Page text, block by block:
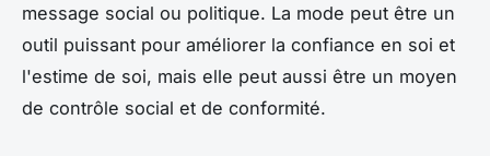
message social ou politique. La mode peut être un
outil puissant pour améliorer la confiance en soi et
l'estime de soi, mais elle peut aussi être un moyen
de contrôle social et de conformité.